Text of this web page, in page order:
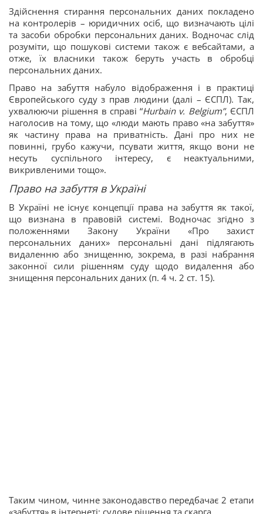
Здійснення стирання персональних даних покладено
на контролерів – юридичних осіб, що визначають цілі
та засоби обробки персональних даних. Водночас слід
розуміти, що пошукові системи також є вебсайтами, а
отже, їх власники також беруть участь в обробці
персональних даних.
Право на забуття набуло відображення і в практиці
Європейського суду з прав людини (далі – ЄСПЛ). Так,
ухвалюючи рішення в справі “Hurbain v. Belgium”, ЄСПЛ
наголосив на тому, що «люди мають право «на забуття»
як частину права на приватність. Дані про них не
повинні, грубо кажучи, псувати життя, якщо вони не
несуть суспільного інтересу, є неактуальними,
викривленими тощо».
Право на забуття в Україні
В Україні не існує концепції права на забуття як такої,
що визнана в правовій системі. Водночас згідно з
положеннями Закону України «Про захист
персональних даних» персональні дані підлягають
видаленню або знищенню, зокрема, в разі набрання
законної сили рішенням суду щодо видалення або
знищення персональних даних (п. 4 ч. 2 ст. 15).
Таким чином, чинне законодавство передбачає 2 етапи
«забуття» в інтернеті: судове рішення та скарга.